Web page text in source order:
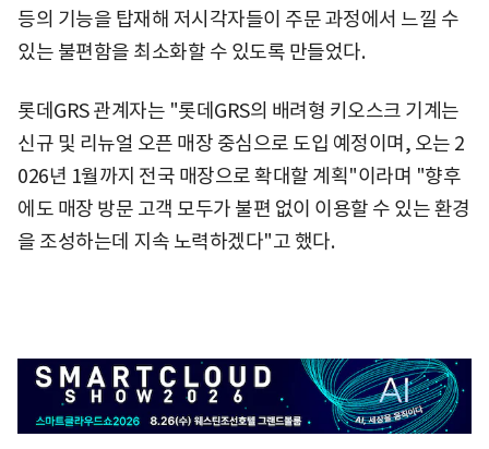
등의 기능을 탑재해 저시각자들이 주문 과정에서 느낄 수
있는 불편함을 최소화할 수 있도록 만들었다.
롯데GRS 관계자는 "롯데GRS의 배려형 키오스크 기계는
신규 및 리뉴얼 오픈 매장 중심으로 도입 예정이며, 오는 2
026년 1월까지 전국 매장으로 확대할 계획"이라며 "향후
에도 매장 방문 고객 모두가 불편 없이 이용할 수 있는 환경
을 조성하는데 지속 노력하겠다"고 했다.